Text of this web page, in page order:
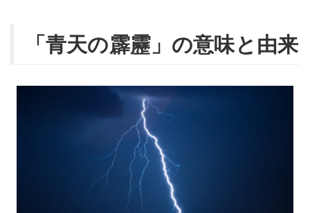
「青天の霹靂」の意味と由来